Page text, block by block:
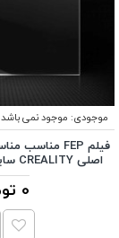
موجودی: موجود نمی باشد
اصلی CREALITY سایز 266X190X0.15MM
0 تومان